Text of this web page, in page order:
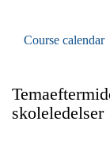
Course calendar
skoleledelser